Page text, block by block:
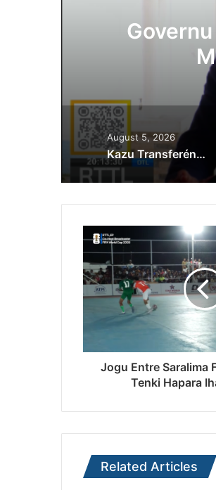
Lei
August 5, 2026
Kazu Transferénsia Osan Millaun 42 Husi Singapura, Advogadu Sei Halo Rekursu
Jogu Entre Saralima
Tenki Hapara
Related Articles